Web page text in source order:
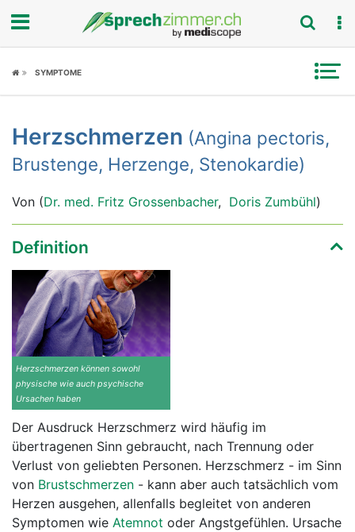
Fokus
Symptome
Untersuchungen
Ratgeber
Rubriken
SYMPTOME
Herzschmerzen (Angina pectoris,
Brustenge, Herzenge, Stenokardie)
Von (Dr. med. Fritz Grossenbacher, Doris Zumbühl)
Definition
Herzschmerzen können sowohl
physische wie auch psychische
Ursachen haben
Der Ausdruck Herzschmerz wird häufig im
übertragenen Sinn gebraucht, nach Trennung oder
Verlust von geliebten Personen. Herzschmerz - im Sinn
von Brustschmerzen - kann aber auch tatsächlich vom
Herzen ausgehen, allenfalls begleitet von anderen
Symptomen wie Atemnot oder Angstgefühlen. Ursache